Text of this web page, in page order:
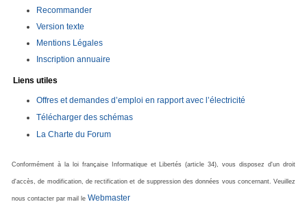
Recommander
Version texte
Mentions Légales
Inscription annuaire
Liens utiles
Offres et demandes d’emploi en rapport avec l’électricité
Télécharger des schémas
La Charte du Forum
Conformément à la loi française Informatique et Libertés (article 34), vous disposez d'un droit
d'accès, de modification, de rectification et de suppression des données vous concernant. Veuillez
nous contacter par mail le Webmaster